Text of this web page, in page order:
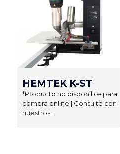
HEMTEK K-ST
*Producto no disponible para
compra online | Consulte con
nuestros...